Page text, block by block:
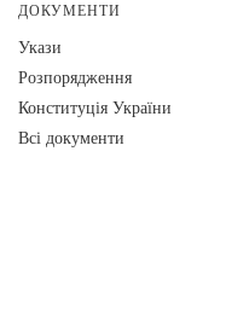
ДОКУМЕНТИ
Укази
Розпорядження
Конституція України
Всі документи